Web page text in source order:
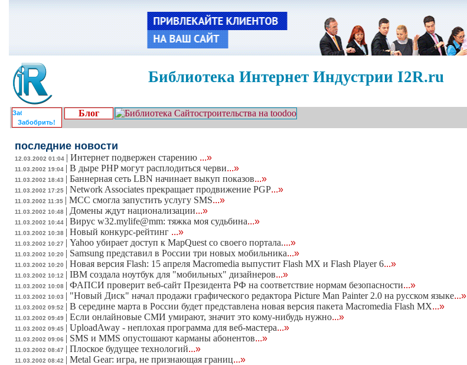
Библиотека Интернет Индустрии I2R.ru
Забобрить!
Блог
последние новости
12.03.2002 01:04 | Интернет подвержен старению ...»
11.03.2002 19:04 | В дыре PHP могут расплодиться черви...»
11.03.2002 18:43 | Баннерная сеть LBN начинает выкуп показов...»
11.03.2002 17:25 | Network Associates прекращает продвижение PGP...»
11.03.2002 11:35 | МСС смогла запустить услугу SMS...»
11.03.2002 10:48 | Домены ждут национализации...»
11.03.2002 10:44 | Вирус w32.mylife@mm: тяжка моя судьбина...»
11.03.2002 10:38 | Новый конкурс-рейтинг ...»
11.03.2002 10:27 | Yahoo убирает доступ к MapQuest со своего портала....»
11.03.2002 10:20 | Samsung представил в России три новых мобильника...»
11.03.2002 10:20 | Новая версия Flash: 15 апреля Macromedia выпустит Flash MX и Flash Player 6...»
11.03.2002 10:12 | IBM создала ноутбук для "мобильных" дизайнеров...»
11.03.2002 10:08 | ФАПСИ проверит веб-сайт Президента РФ на соответствие нормам безопасности...»
11.03.2002 10:03 | "Новый Диск" начал продажи графического редактора Picture Man Painter 2.0 на русском языке...»
11.03.2002 09:52 | В середине марта в России будет представлена новая версия пакета Macromedia Flash MX...»
11.03.2002 09:49 | Если онлайновые СМИ умирают, значит это кому-нибудь нужно...»
11.03.2002 09:45 | UploadAway - неплохая программа для веб-мастера...»
11.03.2002 09:06 | SMS и MMS опустошают карманы абонентов...»
11.03.2002 08:47 | Плоское будущее технологий...»
11.03.2002 08:42 | Metal Gear: игра, не признающая границ...»